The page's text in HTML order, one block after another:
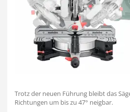
Trotz der neuen Führung bleibt das
Richtungen um bis zu 47° neigbar.